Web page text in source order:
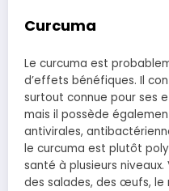
Curcuma
Le curcuma est
d’effets bénéfiques. Il
surtout connue pour ses
mais il possède
antivirales,
le curcuma est plutôt
santé à plusieurs
des salades, des œufs, le